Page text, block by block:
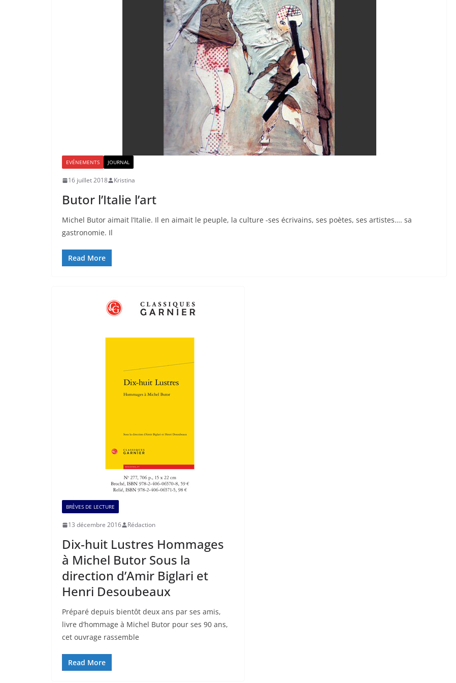
EVÉNEMENTS JOURNAL
16 juillet 2018 Kristina
Butor l’Italie l’art
Michel Butor aimait l’Italie. Il en aimait le peuple, la culture -ses écrivains, ses poètes, ses artistes…. sa
gastronomie. Il
Read More
BRÈVES DE LECTURE
13 décembre 2016 Rédaction
Dix-huit Lustres Hommages
à Michel Butor Sous la
direction d’Amir Biglari et
Henri Desoubeaux
Préparé depuis bientôt deux ans par ses amis,
livre d’hommage à Michel Butor pour ses 90 ans,
cet ouvrage rassemble
Read More